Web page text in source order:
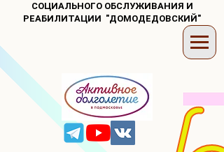
СОЦИАЛЬНОГО ОБСЛУЖИВАНИЯ И
РЕАБИЛИТАЦИИ "ДОМОДЕДОВСКИЙ"